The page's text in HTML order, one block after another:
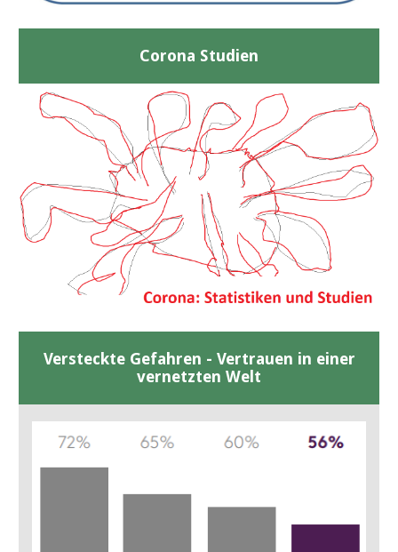
Corona Studien
Versteckte Gefahren - Vertrauen in einer
vernetzten Welt